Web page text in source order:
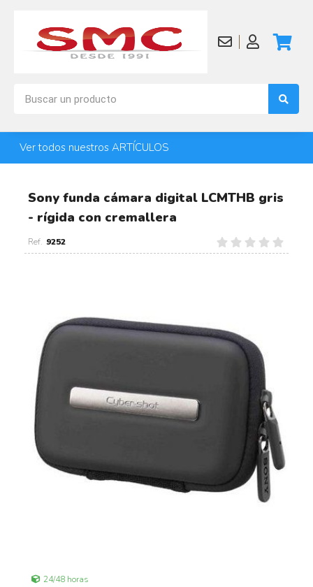
Ver todos nuestros ARTÍCULOS
Sony funda cámara digital LCMTHB gris
- rígida con cremallera
9252
24/48 horas